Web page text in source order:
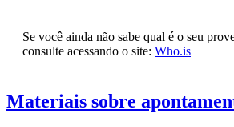
Se você ainda não sabe qual é o seu
consulte acessando o site: Who.is
Materiais sobre